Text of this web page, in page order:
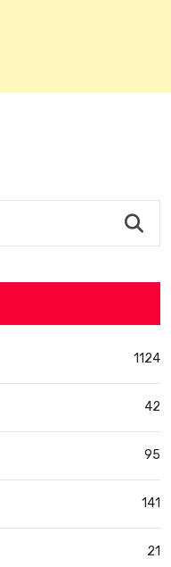
1124
42
95
141
21